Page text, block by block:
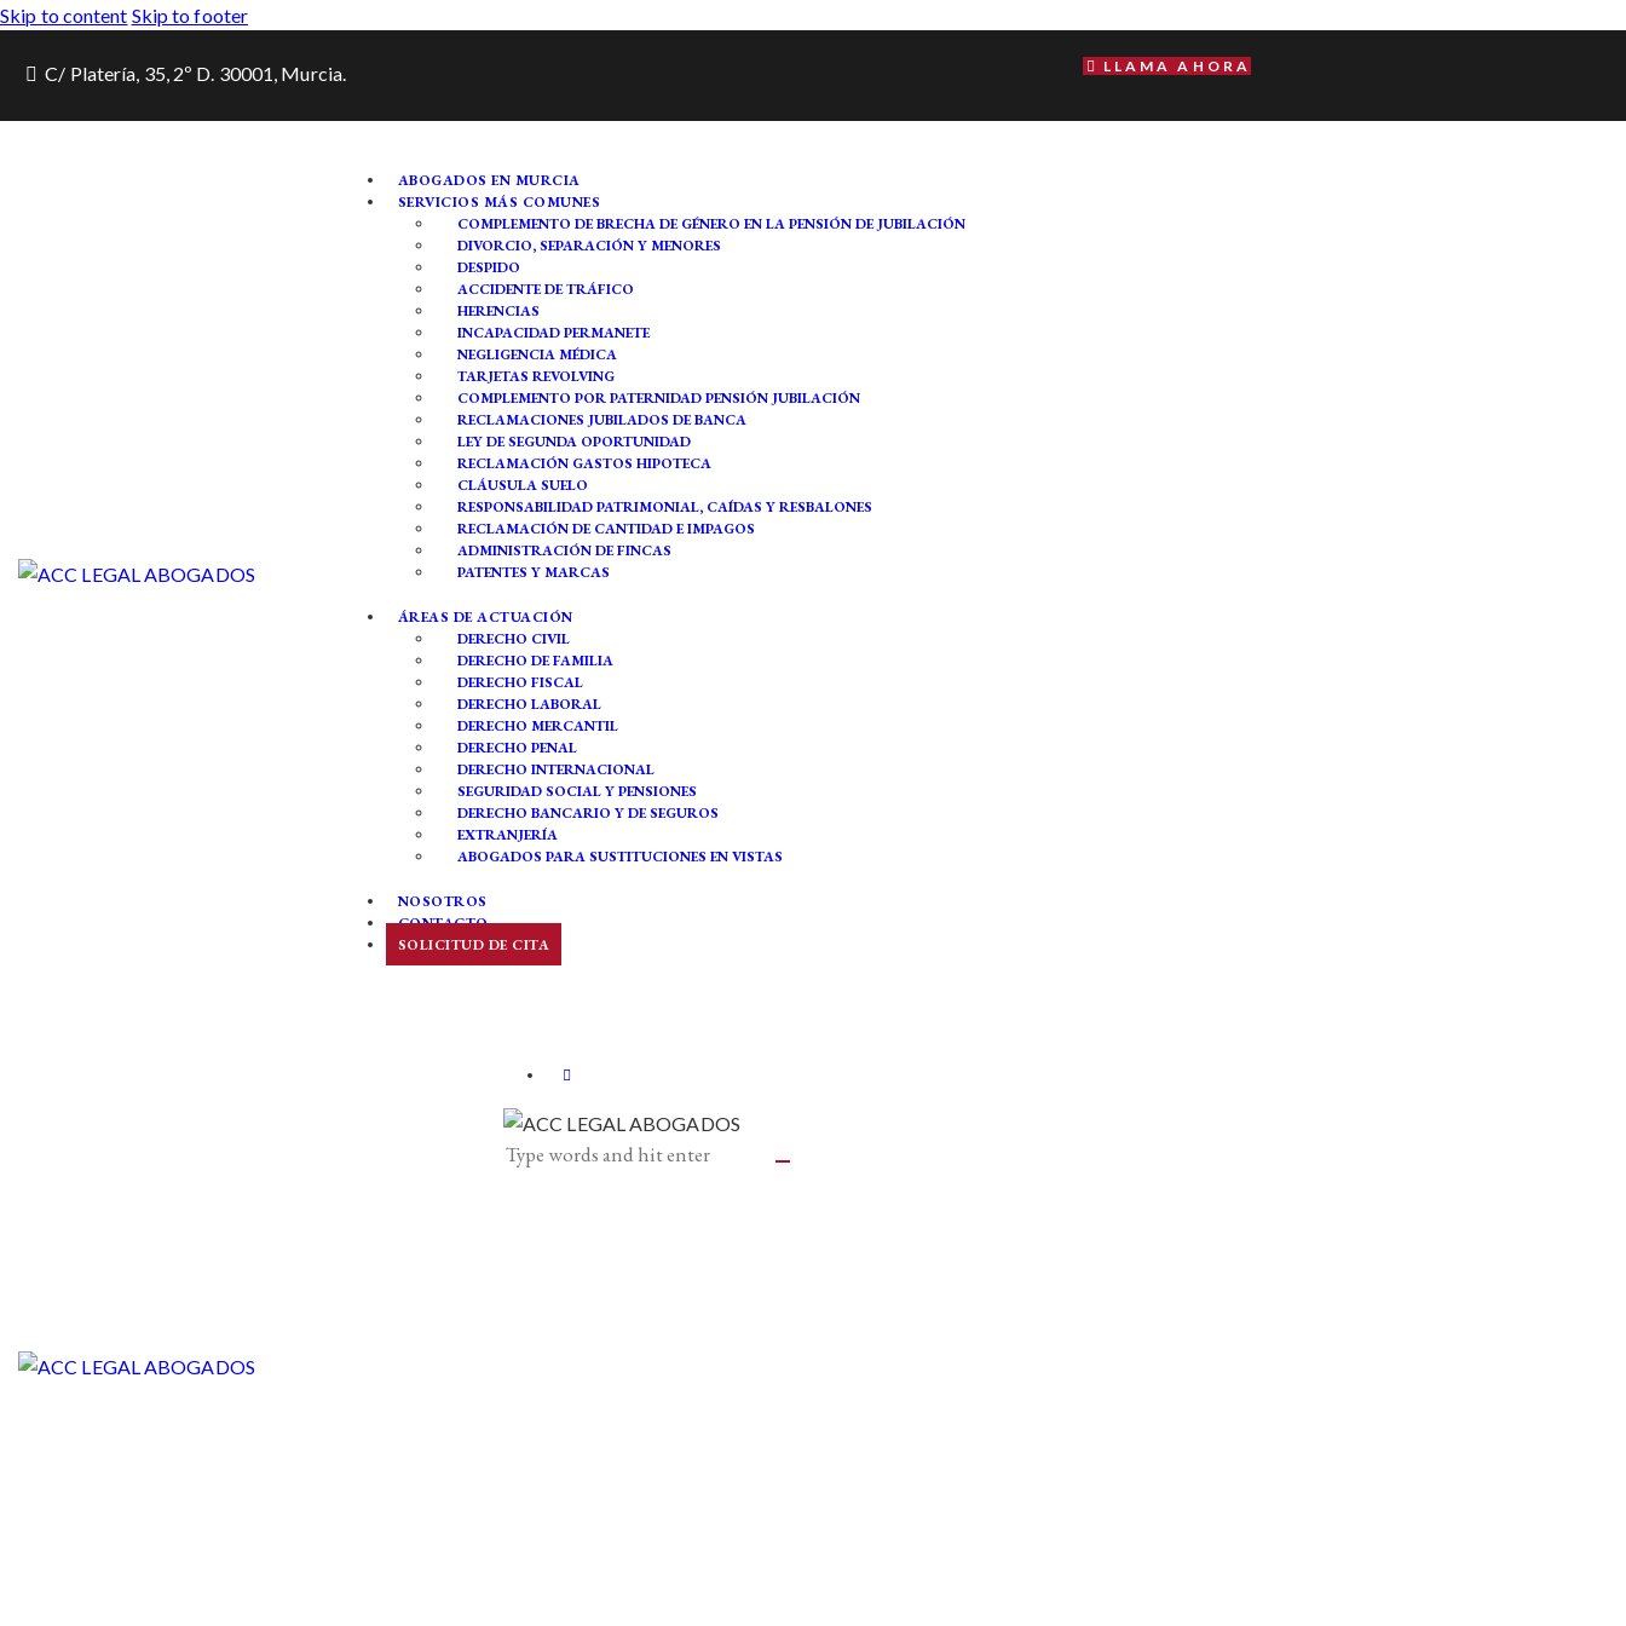
Skip to content Skip to footer
C/ Platería, 35, 2º D. 30001, Murcia. LLAMA AHORA
ABOGADOS EN MURCIA
SERVICIOS MÁS COMUNES
COMPLEMENTO DE BRECHA DE GÉNERO EN LA PENSIÓN DE JUBILACIÓN
DIVORCIO, SEPARACIÓN Y MENORES
DESPIDO
ACCIDENTE DE TRÁFICO
HERENCIAS
INCAPACIDAD PERMANETE
NEGLIGENCIA MÉDICA
TARJETAS REVOLVING
COMPLEMENTO POR PATERNIDAD PENSIÓN JUBILACIÓN
RECLAMACIONES JUBILADOS DE BANCA
LEY DE SEGUNDA OPORTUNIDAD
RECLAMACIÓN GASTOS HIPOTECA
CLÁUSULA SUELO
RESPONSABILIDAD PATRIMONIAL, CAÍDAS Y RESBALONES
RECLAMACIÓN DE CANTIDAD E IMPAGOS
ADMINISTRACIÓN DE FINCAS
PATENTES Y MARCAS
ÁREAS DE ACTUACIÓN
DERECHO CIVIL
DERECHO DE FAMILIA
DERECHO FISCAL
DERECHO LABORAL
DERECHO MERCANTIL
DERECHO PENAL
DERECHO INTERNACIONAL
SEGURIDAD SOCIAL Y PENSIONES
DERECHO BANCARIO Y DE SEGUROS
EXTRANJERÍA
ABOGADOS PARA SUSTITUCIONES EN VISTAS
NOSOTROS
CONTACTO
SOLICITUD DE CITA